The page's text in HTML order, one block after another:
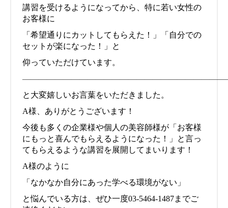
講習を受けるようになってから、特に若い女性の
お客様に
「希望通りにカットしてもらえた！」「自分での
セットが楽になった！」と
仰っていただけています。
と大変嬉しいお言葉をいただきました。
A様、ありがとうございます！
今後も多くの企業様や個人の美容師様が「お客様
にもっと喜んでもらえるようになった！」と言っ
てもらえるような講習を展開してまいります！
A様のように
「なかなか自分にあった学べる環境がない」
と悩んでいる方は、ぜひ一度03-5464-1487までご